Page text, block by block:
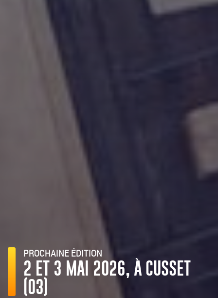
PROCHAINE ÉDITION
2 ET 3 MAI 2026, À CUSSET
(03)